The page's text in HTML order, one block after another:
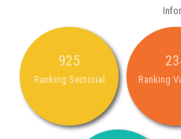
925
Ranking Sectorial Ranking